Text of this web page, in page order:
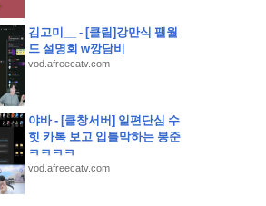
김고미__ - [클립]강만식 팰월
드 설명회 w깡담비
vod.afreecatv.com
야바 - [클창서버] 일편단심 수
힛 카톡 보고 입틀막하는 봉준
ㅋㅋㅋㅋ
vod.afreecatv.com